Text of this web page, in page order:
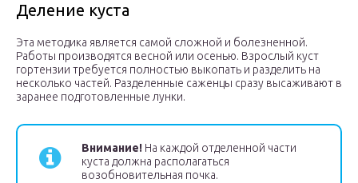
Деление куста
Эта методика является самой сложной и болезненной.
Работы производятся весной или осенью. Взрослый куст
гортензии требуется полностью выкопать и разделить на
несколько частей. Разделенные саженцы сразу высаживают в
заранее подготовленные лунки.
Внимание! На каждой отделенной части
куста должна располагаться
возобновительная почка.